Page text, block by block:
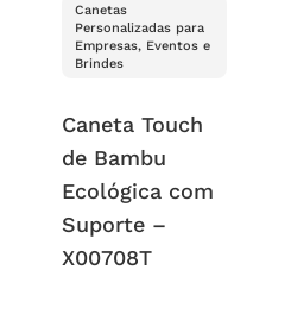
Canetas
Personalizadas para
Empresas, Eventos e
Brindes
Caneta Touch
de Bambu
Ecológica com
Suporte –
X00708T